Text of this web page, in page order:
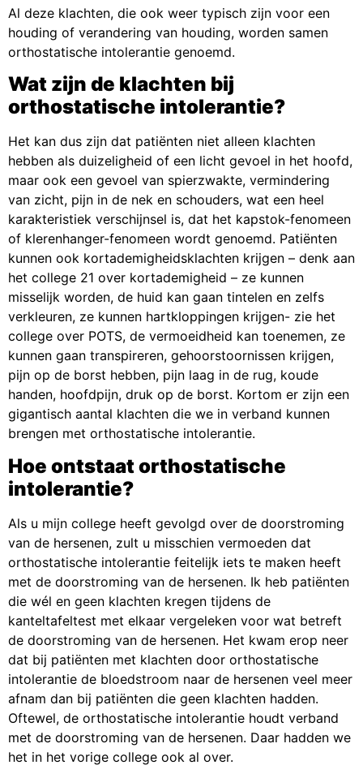
Al deze klachten, die ook weer typisch zijn voor een
houding of verandering van houding, worden samen
orthostatische intolerantie genoemd.
Wat zijn de klachten bij
orthostatische intolerantie?
Het kan dus zijn dat patiënten niet alleen klachten
hebben als duizeligheid of een licht gevoel in het hoofd,
maar ook een gevoel van spierzwakte, vermindering
van zicht, pijn in de nek en schouders, wat een heel
karakteristiek verschijnsel is, dat het kapstok-fenomeen
of klerenhanger-fenomeen wordt genoemd. Patiënten
kunnen ook kortademigheidsklachten krijgen – denk aan
het college 21 over kortademigheid – ze kunnen
misselijk worden, de huid kan gaan tintelen en zelfs
verkleuren, ze kunnen hartkloppingen krijgen- zie het
college over POTS, de vermoeidheid kan toenemen, ze
kunnen gaan transpireren, gehoorstoornissen krijgen,
pijn op de borst hebben, pijn laag in de rug, koude
handen, hoofdpijn, druk op de borst. Kortom er zijn een
gigantisch aantal klachten die we in verband kunnen
brengen met orthostatische intolerantie.
Hoe ontstaat orthostatische
intolerantie?
Als u mijn college heeft gevolgd over de doorstroming
van de hersenen, zult u misschien vermoeden dat
orthostatische intolerantie feitelijk iets te maken heeft
met de doorstroming van de hersenen. Ik heb patiënten
die wél en geen klachten kregen tijdens de
kanteltafeltest met elkaar vergeleken voor wat betreft
de doorstroming van de hersenen. Het kwam erop neer
dat bij patiënten met klachten door orthostatische
intolerantie de bloedstroom naar de hersenen veel meer
afnam dan bij patiënten die geen klachten hadden.
Oftewel, de orthostatische intolerantie houdt verband
met de doorstroming van de hersenen. Daar hadden we
het in het vorige college ook al over.